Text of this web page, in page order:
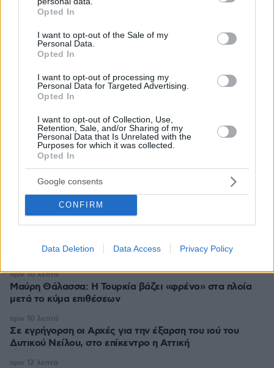
grant or deny consent to Google and its third-party tags to
use your data for below specified purposes in below Google
consent section.
Opted In
I want to opt-out of the Sale of my
Personal Data.
Opted In
I want to opt-out of processing my
Personal Data for Targeted Advertising.
Opted In
I want to opt-out of Collection, Use,
Retention, Sale, and/or Sharing of my
Personal Data that Is Unrelated with the
Purposes for which it was collected.
Opted In
Google consents
CONFIRM
Data Deletion Data Access Privacy Policy
* Υποχρεωτικά πεδία
ΡΟΗ ΕΙΔΗΣΕΩΝ
Ειδήσεις Δημοφιλή Σχολιασμένα
Μαύρη Θάλασσα: Η Τουρκία βάζει «φρένο» στα πλοία
μετά το κύμα επιθέσεων
πριν 10 λεπτά
Σε εγρήγορση οι Αρχές για την έξαρση του ιού του
Δυτικού Νείλου, στο επίκεντρο η Αττική
πριν 10 λεπτά
πριν 12 λεπτά